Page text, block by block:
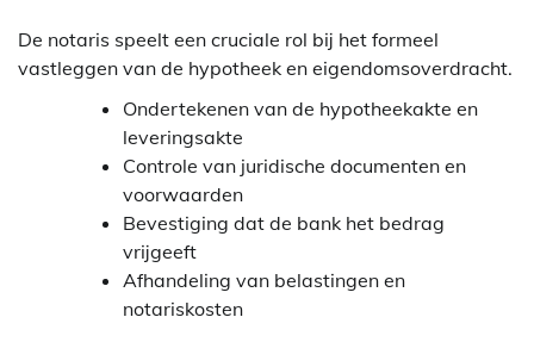
De notaris speelt een cruciale rol bij het formeel
vastleggen van de hypotheek en eigendomsoverdracht.
Ondertekenen van de hypotheekakte en
leveringsakte
Controle van juridische documenten en
voorwaarden
Bevestiging dat de bank het bedrag
vrijgeeft
Afhandeling van belastingen en
notariskosten